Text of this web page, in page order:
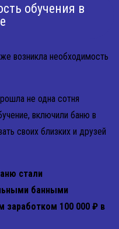
обучения в
возникла необходимость
не одна сотня
включили баню в
своих близких и друзей
стали
банными
100 000 ₽ в